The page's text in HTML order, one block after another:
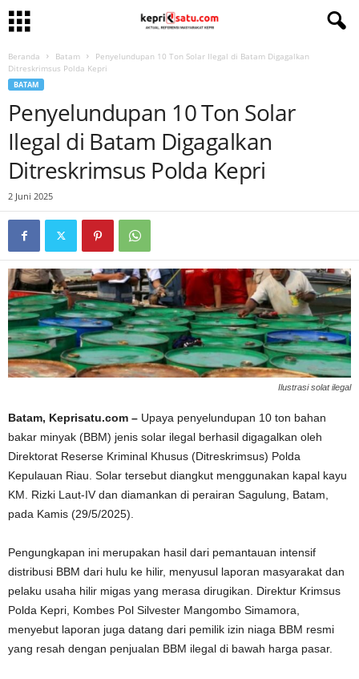
Beranda Batam
Penyelundupan 10 Ton Solar Ilegal di Batam Digagalkan
Ditreskrimsus Polda Kepri
BATAM
Penyelundupan 10 Ton Solar
Ilegal di Batam Digagalkan
Ditreskrimsus Polda Kepri
2 Juni 2025
Ilustrasi solat ilegal
Batam, Keprisatu.com – Upaya penyelundupan 10 ton bahan
bakar minyak (BBM) jenis solar ilegal berhasil digagalkan oleh
Direktorat Reserse Kriminal Khusus (Ditreskrimsus) Polda
Kepulauan Riau. Solar tersebut diangkut menggunakan kapal kayu
KM. Rizki Laut-IV dan diamankan di perairan Sagulung, Batam,
pada Kamis (29/5/2025).
Pengungkapan ini merupakan hasil dari pemantauan intensif
distribusi BBM dari hulu ke hilir, menyusul laporan masyarakat dan
pelaku usaha hilir migas yang merasa dirugikan. Direktur Krimsus
Polda Kepri, Kombes Pol Silvester Mangombo Simamora,
menyebut laporan juga datang dari pemilik izin niaga BBM resmi
yang resah dengan penjualan BBM ilegal di bawah harga pasar.